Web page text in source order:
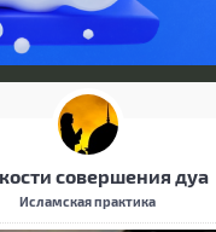
совершения дуа
Исламская практика